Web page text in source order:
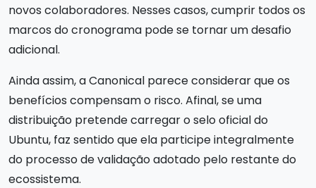
novos colaboradores. Nesses casos, cumprir todos os
marcos do cronograma pode se tornar um desafio
adicional.
Ainda assim, a Canonical parece considerar que os
benefícios compensam o risco. Afinal, se uma
distribuição pretende carregar o selo oficial do
Ubuntu, faz sentido que ela participe integralmente
do processo de validação adotado pelo restante do
ecossistema.